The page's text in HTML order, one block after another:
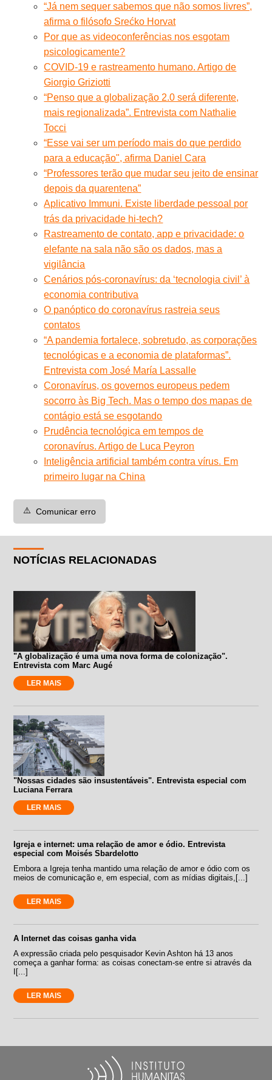
“Já nem sequer sabemos que não somos livres”,
afirma o filósofo Srećko Horvat
Por que as videoconferências nos esgotam
psicologicamente?
COVID-19 e rastreamento humano. Artigo de
Giorgio Griziotti
“Penso que a globalização 2.0 será diferente,
mais regionalizada”. Entrevista com Nathalie
Tocci
“Esse vai ser um período mais do que perdido
para a educação", afirma Daniel Cara
“Professores terão que mudar seu jeito de ensinar
depois da quarentena”
Aplicativo Immuni. Existe liberdade pessoal por
trás da privacidade hi-tech?
Rastreamento de contato, app e privacidade: o
elefante na sala não são os dados, mas a
vigilância
Cenários pós-coronavírus: da ‘tecnologia civil’ à
economia contributiva
O panóptico do coronavírus rastreia seus
contatos
“A pandemia fortalece, sobretudo, as corporações
tecnológicas e a economia de plataformas”.
Entrevista com José María Lassalle
Coronavírus, os governos europeus pedem
socorro às Big Tech. Mas o tempo dos mapas de
contágio está se esgotando
Prudência tecnológica em tempos de
coronavírus. Artigo de Luca Peyron
Inteligência artificial também contra vírus. Em
primeiro lugar na China
⚠️ Comunicar erro
NOTÍCIAS RELACIONADAS
"A globalização é uma uma nova forma de colonização".
Entrevista com Marc Augé
LER MAIS
"Nossas cidades são insustentáveis". Entrevista especial com
Luciana Ferrara
LER MAIS
Igreja e internet: uma relação de amor e ódio. Entrevista
especial com Moisés Sbardelotto
Embora a Igreja tenha mantido uma relação de amor e ódio com os
meios de comunicação e, em especial, com as mídias digitais,[...]
LER MAIS
A Internet das coisas ganha vida
A expressão criada pelo pesquisador Kevin Ashton há 13 anos
começa a ganhar forma: as coisas conectam-se entre si através da
I[...]
LER MAIS